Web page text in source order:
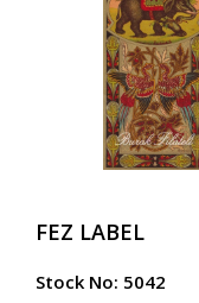
FEZ LABEL
Stock No: 5042